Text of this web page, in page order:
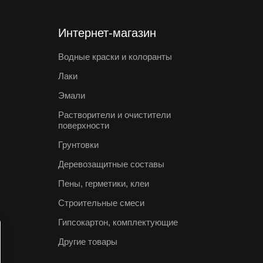
Интернет-магазин
Водные краски и колоранты
Лаки
Эмали
Растворители и очистители
поверхности
Грунтовки
Деревозащитные составы
Пены, герметики, клеи
Строительные смеси
Гипсокартон, комплектующие
Другие товары